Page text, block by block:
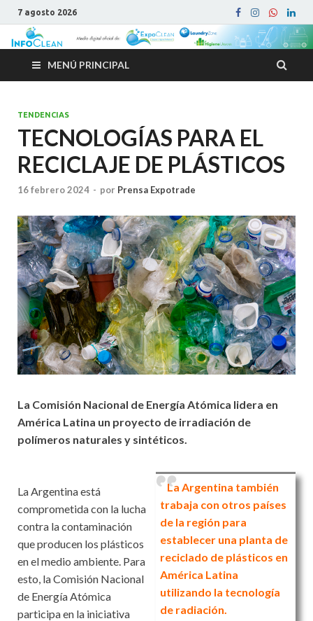
7 agosto 2026
MENÚ PRINCIPAL
TENDENCIAS
TECNOLOGÍAS PARA EL
RECICLAJE DE PLÁSTICOS
16 febrero 2024 - por Prensa Expotrade
La Comisión Nacional de Energía Atómica lidera en
América Latina un proyecto de irradiación de
polímeros naturales y sintéticos.
La Argentina también
trabaja con otros países
de la región para
establecer una planta de
reciclado de plásticos en
América Latina
utilizando la tecnología
de radiación.
La Argentina está
comprometida con la lucha
contra la contaminación
que producen los plásticos
en el medio ambiente. Para
esto, la Comisión Nacional
de Energía Atómica
participa en la iniciativa